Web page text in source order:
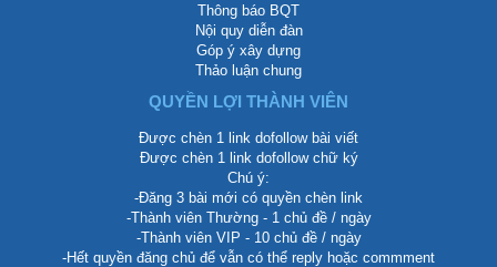
Thông báo BQT
Nội quy diễn đàn
Góp ý xây dựng
Thảo luận chung
QUYỀN LỢI THÀNH VIÊN
Được chèn 1 link dofollow bài viết
Được chèn 1 link dofollow chữ ký
Chú ý:
-Đăng 3 bài mới có quyền chèn link
-Thành viên Thường - 1 chủ đề / ngày
-Thành viên VIP - 10 chủ đề / ngày
-Hết quyền đăng chủ để vẫn có thể reply hoặc commment